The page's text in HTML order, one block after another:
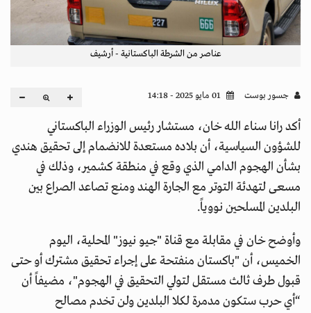
عناصر من الشرطة الباكستانية - أرشيف
جسور بوست
أكد رانا سناء الله خان، مستشار رئيس الوزراء الباكستاني
للشؤون السياسية، أن بلاده مستعدة للانضمام إلى تحقيق هندي
بشأن الهجوم الدامي الذي وقع في منطقة كشمير، وذلك في
مسعى لتهدئة التوتر مع الجارة الهند ومنع تصاعد الصراع بين
البلدين المسلحين نووياً.
وأوضح خان في مقابلة مع قناة "جيو نيوز" المحلية، اليوم
الخميس، أن "باكستان منفتحة على إجراء تحقيق مشترك أو حتى
قبول طرف ثالث مستقل لتولي التحقيق في الهجوم"، مضيفاً أن
“أي حرب ستكون مدمرة لكلا البلدين ولن تخدم مصالح